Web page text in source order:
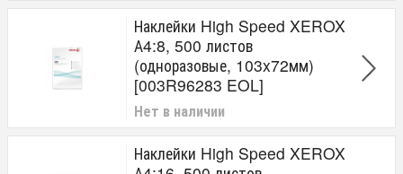
Наклейки High Speed XEROX
А4:8, 500 листов
(одноразовые, 103x72мм)
[003R96283 EOL]
Нет в наличии
Наклейки High Speed XEROX